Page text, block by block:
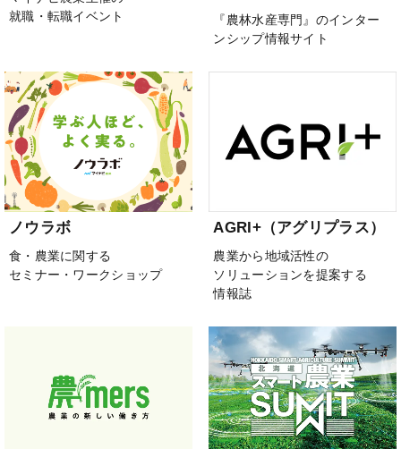
就職・転職イベント
『農林水産専門』のインター
ンシップ情報サイト
ノウラボ
食・農業に関する
セミナー・ワークショップ
AGRI+（アグリプラス）
農業から地域活性の
ソリューションを提案する
情報誌